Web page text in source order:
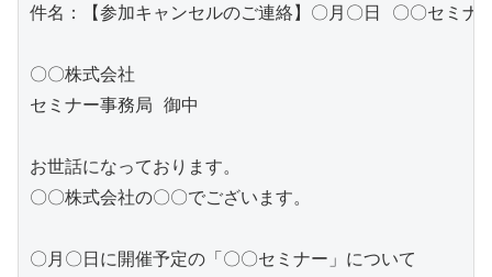
件名：【参加キャンセルのご連絡】〇月〇日 〇〇セミナ
〇〇株式会社
セミナー事務局 御中
お世話になっております。
〇〇株式会社の〇〇でございます。
〇月〇日に開催予定の「〇〇セミナー」について